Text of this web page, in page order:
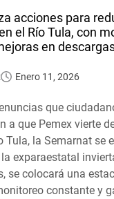
acciones para
el Río Tula, con
en
Enero 11, 2026
que
a que Pemex vierte
Tula, la Semarnat se
exparaestatal
se colocará una
constante y